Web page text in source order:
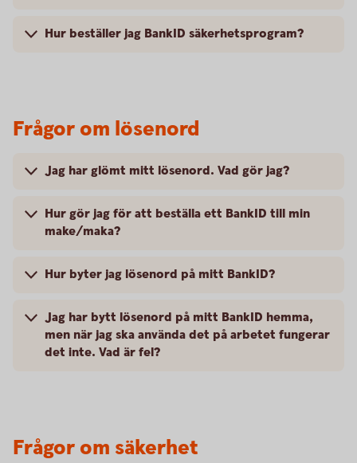
Hur beställer jag BankID säkerhetsprogram?
Frågor om lösenord
Jag har glömt mitt lösenord. Vad gör jag?
Hur gör jag för att beställa ett BankID till min
make/maka?
Hur byter jag lösenord på mitt BankID?
Jag har bytt lösenord på mitt BankID hemma,
men när jag ska använda det på arbetet fungerar
det inte. Vad är fel?
Frågor om säkerhet